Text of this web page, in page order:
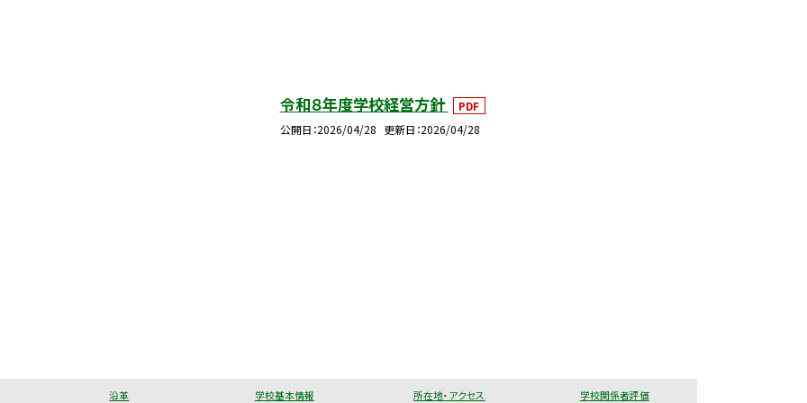
令和８年度学校経営方針
PDF
公開日 2026/04/28 更新日 2026/04/28
沿革 学校基本情報 所在地・アクセス 学校関係者評価